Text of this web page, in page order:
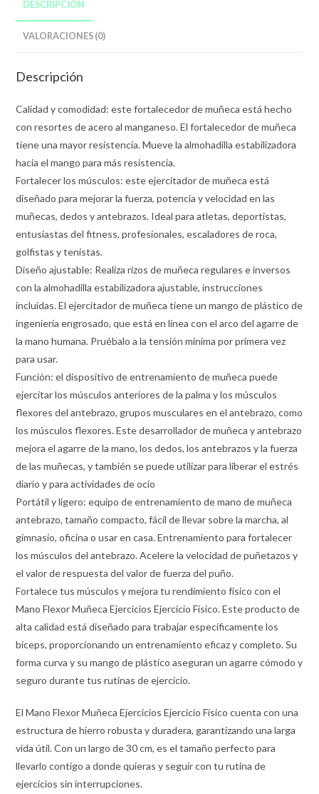
DESCRIPCIÓN
VALORACIONES (0)
Descripción
Calidad y comodidad: este fortalecedor de muñeca está hecho
con resortes de acero al manganeso. El fortalecedor de muñeca
tiene una mayor resistencia. Mueve la almohadilla estabilizadora
hacia el mango para más resistencia.
Fortalecer los músculos: este ejercitador de muñeca está
diseñado para mejorar la fuerza, potencia y velocidad en las
muñecas, dedos y antebrazos. Ideal para atletas, deportistas,
entusiastas del fitness, profesionales, escaladores de roca,
golfistas y tenistas.
Diseño ajustable: Realiza rizos de muñeca regulares e inversos
con la almohadilla estabilizadora ajustable, instrucciones
incluidas. El ejercitador de muñeca tiene un mango de plástico de
ingeniería engrosado, que está en línea con el arco del agarre de
la mano humana. Pruébalo a la tensión mínima por primera vez
para usar.
Función: el dispositivo de entrenamiento de muñeca puede
ejercitar los músculos anteriores de la palma y los músculos
flexores del antebrazo, grupos musculares en el antebrazo, como
los músculos flexores. Este desarrollador de muñeca y antebrazo
mejora el agarre de la mano, los dedos, los antebrazos y la fuerza
de las muñecas, y también se puede utilizar para liberar el estrés
diario y para actividades de ocio
Portátil y ligero: equipo de entrenamiento de mano de muñeca
antebrazo, tamaño compacto, fácil de llevar sobre la marcha, al
gimnasio, oficina o usar en casa. Entrenamiento para fortalecer
los músculos del antebrazo. Acelere la velocidad de puñetazos y
el valor de respuesta del valor de fuerza del puño.
Fortalece tus músculos y mejora tu rendimiento físico con el
Mano Flexor Muñeca Ejercicios Ejercicio Físico. Este producto de
alta calidad está diseñado para trabajar específicamente los
bíceps, proporcionando un entrenamiento eficaz y completo. Su
forma curva y su mango de plástico aseguran un agarre cómodo y
seguro durante tus rutinas de ejercicio.
El Mano Flexor Muñeca Ejercicios Ejercicio Físico cuenta con una
estructura de hierro robusta y duradera, garantizando una larga
vida útil. Con un largo de 30 cm, es el tamaño perfecto para
llevarlo contigo a donde quieras y seguir con tu rutina de
ejercicios sin interrupciones.